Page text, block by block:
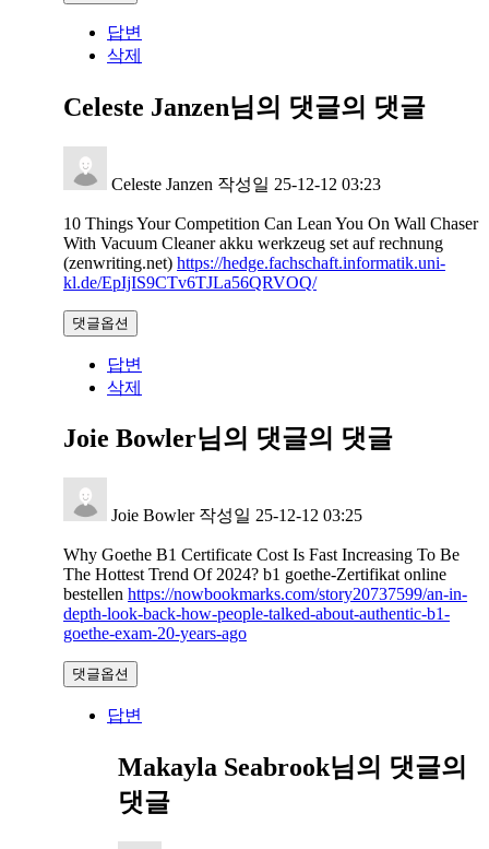
답변
삭제
Celeste Janzen님의 댓글의 댓글
Celeste Janzen 작성일 25-12-12 03:23
10 Things Your Competition Can Lean You On Wall Chaser
With Vacuum Cleaner akku werkzeug set auf rechnung
(zenwriting.net) https://hedge.fachschaft.informatik.uni-
kl.de/EpIjIS9CTv6TJLa56QRVOQ/
댓글옵션
답변
삭제
Joie Bowler님의 댓글의 댓글
Joie Bowler 작성일 25-12-12 03:25
Why Goethe B1 Certificate Cost Is Fast Increasing To Be
The Hottest Trend Of 2024? b1 goethe-Zertifikat online
bestellen https://nowbookmarks.com/story20737599/an-in-
depth-look-back-how-people-talked-about-authentic-b1-
goethe-exam-20-years-ago
댓글옵션
답변
Makayla Seabrook님의 댓글의
댓글